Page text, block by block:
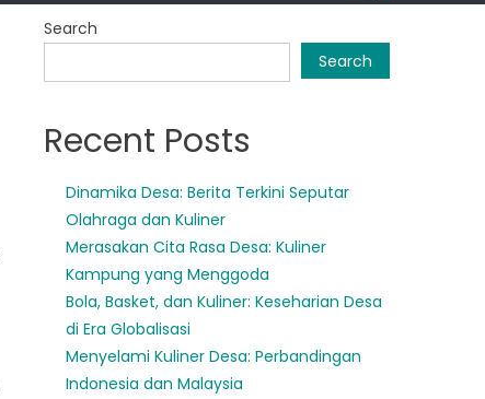
Search
Search
Recent Posts
Dinamika Desa: Berita Terkini Seputar
Olahraga dan Kuliner
Merasakan Cita Rasa Desa: Kuliner
Kampung yang Menggoda
Bola, Basket, dan Kuliner: Keseharian Desa
di Era Globalisasi
Menyelami Kuliner Desa: Perbandingan
Indonesia dan Malaysia